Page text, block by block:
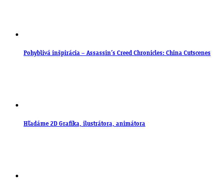
Pohyblivá inšpirácia – Assassin’s Creed Chronicles: China Cutscenes
Hľadáme 2D Grafika, ilustrátora, animátora